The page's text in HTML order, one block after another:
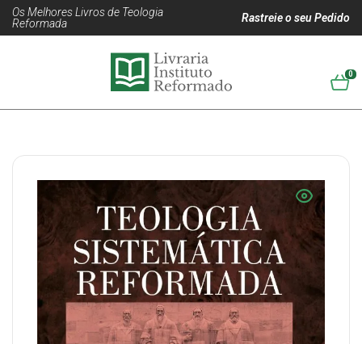
Os Melhores Livros de Teologia
Reformada
Rastreie o seu Pedido
0